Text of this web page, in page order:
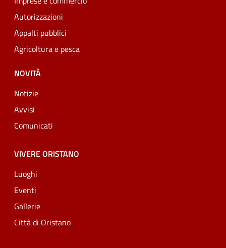
Autorizzazioni
Appalti pubblici
Agricoltura e pesca
NOVITÀ
Notizie
Avvisi
Comunicati
VIVERE ORISTANO
Luoghi
Eventi
Gallerie
Città di Oristano